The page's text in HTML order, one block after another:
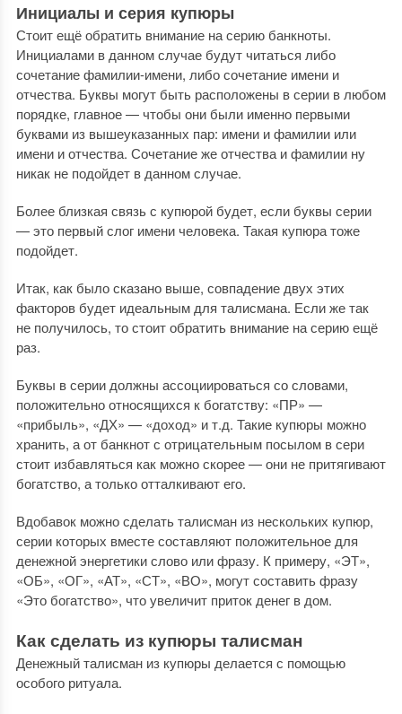
Инициалы и серия купюры
Стоит ещё обратить внимание на серию банкноты.
Инициалами в данном случае будут читаться либо
сочетание фамилии-имени, либо сочетание имени и
отчества. Буквы могут быть расположены в серии в любом
порядке, главное — чтобы они были именно первыми
буквами из вышеуказанных пар: имени и фамилии или
имени и отчества. Сочетание же отчества и фамилии ну
никак не подойдет в данном случае.
Более близкая связь с купюрой будет, если буквы серии
— это первый слог имени человека. Такая купюра тоже
подойдет.
Итак, как было сказано выше, совпадение двух этих
факторов будет идеальным для талисмана. Если же так
не получилось, то стоит обратить внимание на серию ещё
раз.
Буквы в серии должны ассоциироваться со словами,
положительно относящихся к богатству: «ПР» —
«прибыль», «ДХ» — «доход» и т.д. Такие купюры можно
хранить, а от банкнот с отрицательным посылом в сери
стоит избавляться как можно скорее — они не притягивают
богатство, а только отталкивают его.
Вдобавок можно сделать талисман из нескольких купюр,
серии которых вместе составляют положительное для
денежной энергетики слово или фразу. К примеру, «ЭТ»,
«ОБ», «ОГ», «АТ», «СТ», «ВО», могут составить фразу
«Это богатство», что увеличит приток денег в дом.
Как сделать из купюры талисман
Денежный талисман из купюры делается с помощью
особого ритуала.